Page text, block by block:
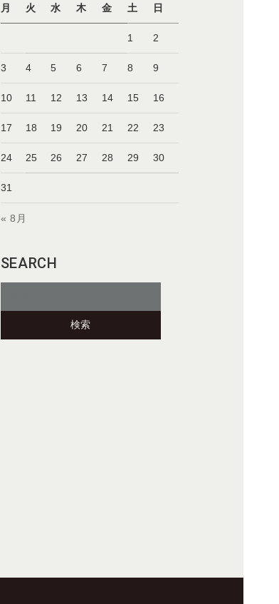
月
火 水 木 金 土 日
1 2
3 4 5 6 7 8 9
10 11 12 13 14 15 16
17 18 19 20 21 22 23
24 25 26 27 28 29 30
31
« 8月
SEARCH